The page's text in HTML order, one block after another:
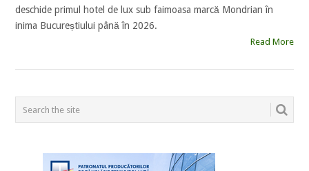
deschide primul hotel de lux sub faimoasa marcă Mondrian în
inima Bucureștiului până în 2026.
Read More
POSTS
NAVIGATION